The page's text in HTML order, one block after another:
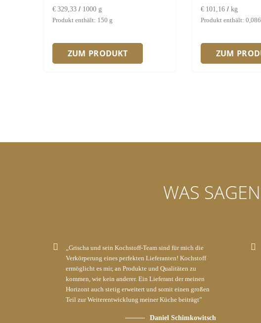
€ 329,33 / 1000 g
Produkt enthält: 150 g
ZUM PRODUKT
€ 101,16 / kg
Produkt enthält: 0,086
ZUM
WAS
„Grischa und sein Kochstoff-Team sind für mich die
Verkörperung eines perfekten Lieferanten! Kochstoff
ermöglicht es mir, an Produkte und Qualitäten zu
kommen, wie kein anderer. Ein Lieferant der meinen
Horizont auch stetig erweitert und somit einen großen
Teil zur Weiterentwicklung meiner Küche beiträgt”
Daniel Schimkowitsch